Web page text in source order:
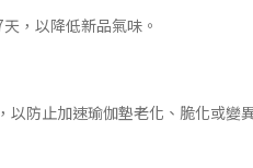
，以降低新品氣味。
防止加速瑜伽墊老化、脆化或變